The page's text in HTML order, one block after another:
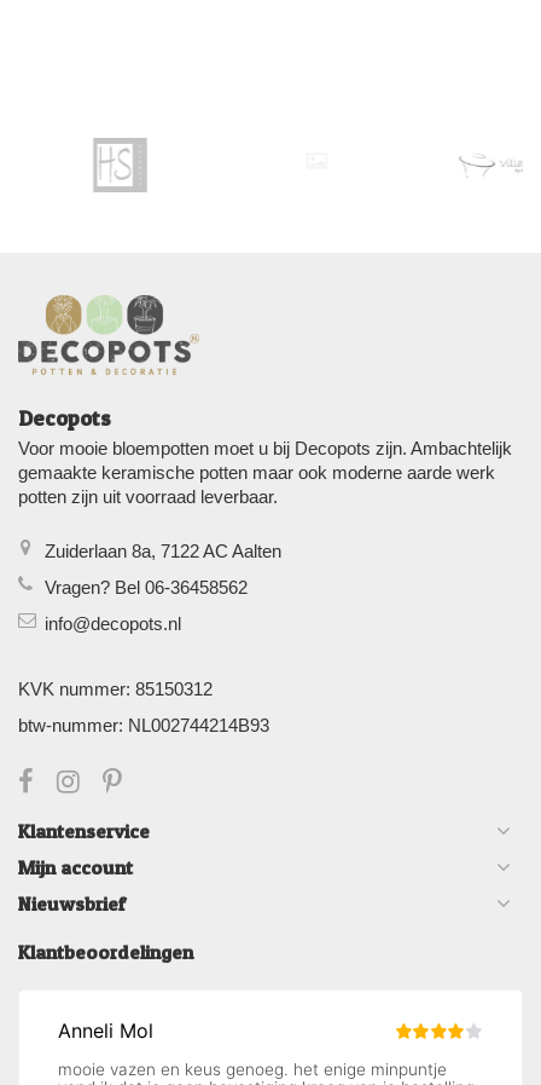
Decopots
Voor mooie bloempotten moet u bij Decopots zijn. Ambachtelijk
gemaakte keramische potten maar ook moderne aarde werk
potten zijn uit voorraad leverbaar.
Zuiderlaan 8a, 7122 AC Aalten
Vragen? Bel 06-36458562
info@decopots.nl
KVK nummer: 85150312
btw-nummer: NL002744214B93
Klantenservice
Mijn account
Nieuwsbrief
Klantbeoordelingen